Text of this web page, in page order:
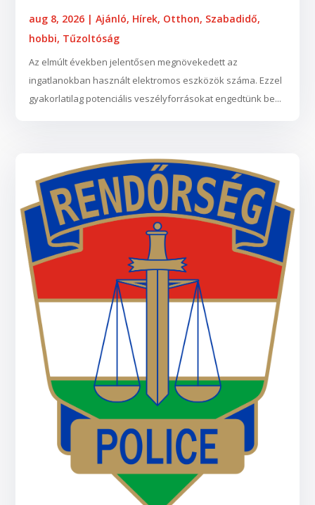
aug 8, 2026 |Ajánló, Hírek, Otthon, Szabadidő,
hobbi, Tűzoltóság
Az elmúlt években jelentősen megnövekedett az
ingatlanokban használt elektromos eszközök száma. Ezzel
gyakorlatilag potenciális veszélyforrásokat engedtünk be...